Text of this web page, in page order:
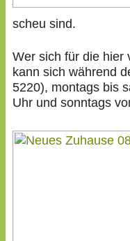
scheu sind.
Wer sich für die hier
kann sich während
5220), montags bis
Uhr und sonntags